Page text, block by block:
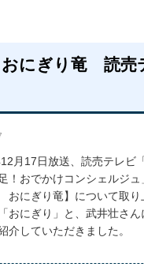
にぎり竜 読売
月17日放送、読売テレビ
！おでかけコンシェルジ
にぎり竜】について取り
おにぎり」と、武井壮さ
介していただきました。